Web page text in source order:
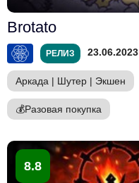
Brotato
РЕЛИЗ 23.06.2023
Аркада | Шутер | Экшен
💰Разовая покупка
8.8